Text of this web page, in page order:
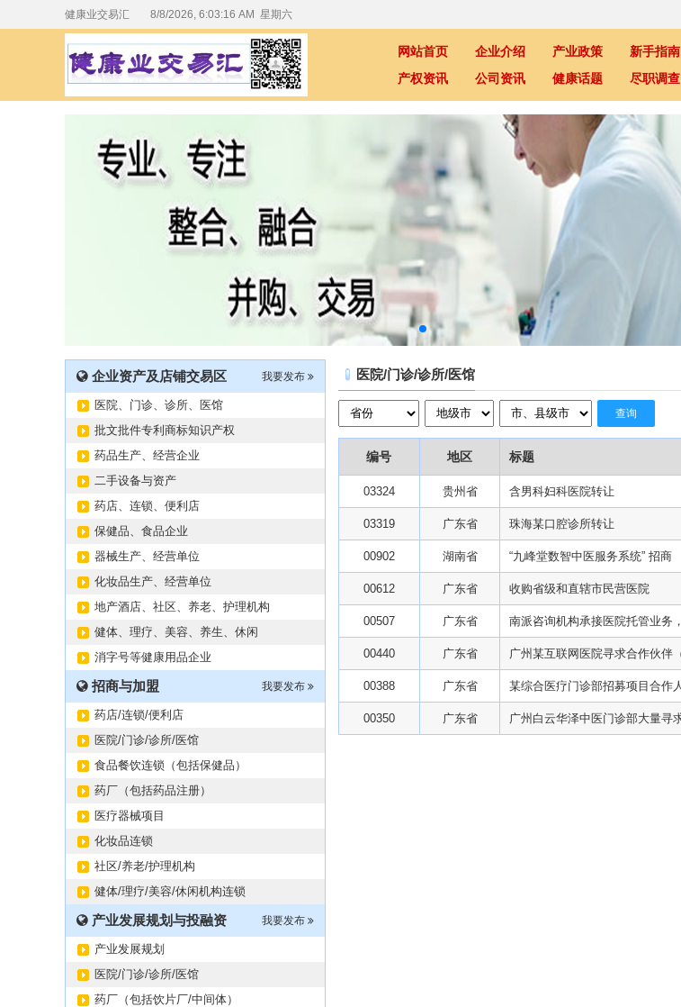
健康业交易汇 8/8/2026, 6:03:17 AM 星期六
网站首页 企业介绍 产业政策 新手指南
产权资讯
公司资讯 健康话题 尽职调查
我要发布
企业资产及店铺交易区
医院、门诊、诊所、医馆
批文批件专利商标知识产权
药品生产、经营企业
二手设备与资产
药店、连锁、便利店
保健品、食品企业
器械生产、经营单位
化妆品生产、经营单位
地产酒店、社区、养老、护理机构
健体、理疗、美容、养生、休闲
消字号等健康用品企业
我要发布
招商与加盟
药店/连锁/便利店
医院/门诊/诊所/医馆
食品餐饮连锁（包括保健品）
药厂（包括药品注册）
医疗器械项目
化妆品连锁
社区/养老/护理机构
健体/理疗/美容/休闲机构连锁
我要发布
产业发展规划与投融资
产业发展规划
医院/门诊/诊所/医馆
药厂（包括饮片厂/中间体）
医院/门诊/诊所/医馆
查询
编号 地区 标题
03324 贵州省 含男科妇科医院转让
03319 广东省 珠海某口腔诊所转让
00902 湖南省 “九峰堂数智中医服务系统” 招商
00612 广东省 收购省级和直辖市民营医院
00507 广东省
00440 广东省
00388 广东省
00350 广东省